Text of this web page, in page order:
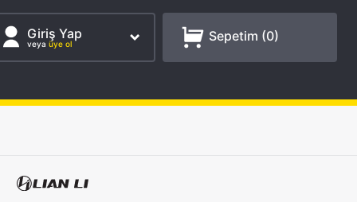
Giriş Yap
veya üye ol Sepetim (0)